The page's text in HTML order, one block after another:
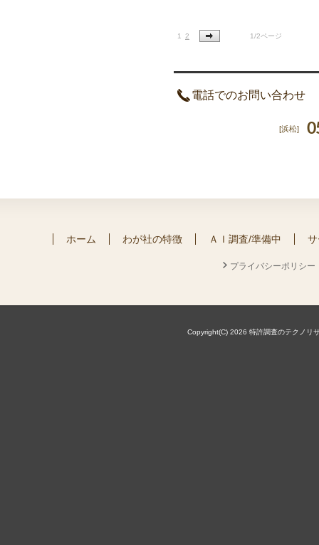
1 2 1/2ページ
電話でのお問い合わせ
[浜松]
ホーム わが社の特徴 ＡＩ調査/準備中
プライバシーポリシー
Copyright(C) 2026 特許調査のテクノリ